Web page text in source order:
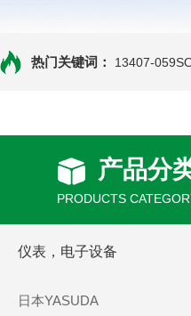
热门关键词： 13407-
产品分
PRODUCTS
仪表，电子设备
日本YASUDA